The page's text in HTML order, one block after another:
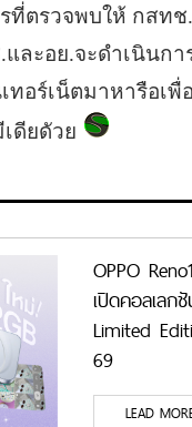
ตรวจพบให้ กสทช
ะอย.จะดำเนินกา
ทอร์เน็ตมาหารือ
ดียดัวย
OPPO
เปิดคอลเล
Limited
69
LEAD